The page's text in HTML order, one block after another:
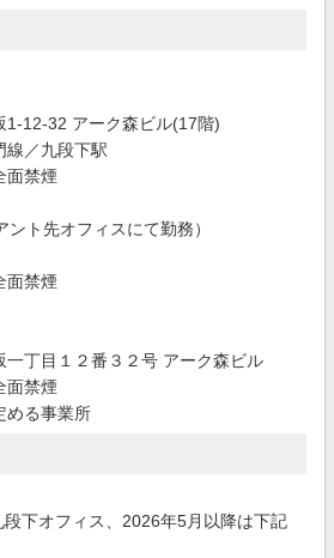
1-12-32 アーク森ビル(17階)
線／九段下駅
面禁煙
ト先オフィスにて勤務）
面禁煙
一丁目１２番３２号 アーク森ビル
面禁煙
める事業所
下オフィス、2026年5月以降は下記